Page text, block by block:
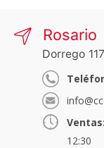
Rosario
Dorrego
Ventas:
12:30